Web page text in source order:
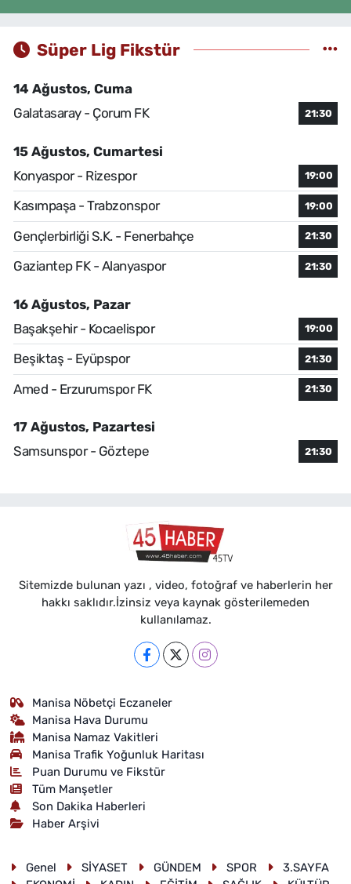
Süper Lig Fikstür
14 Ağustos, Cuma
Galatasaray - Çorum FK
21:30
15 Ağustos, Cumartesi
Konyaspor - Rizespor
19:00
Kasımpaşa - Trabzonspor 19:00
Gençlerbirliği S.K. - Fenerbahçe 21:30
Gaziantep FK - Alanyaspor 21:30
16 Ağustos, Pazar
Başakşehir - Kocaelispor
19:00
Beşiktaş - Eyüpspor 21:30
Amed - Erzurumspor FK 21:30
17 Ağustos, Pazartesi
Samsunspor - Göztepe
21:30
Sitemizde bulunan yazı , video, fotoğraf ve haberlerin her
hakkı saklıdır.İzinsiz veya kaynak gösterilemeden
kullanılamaz.
Manisa Nöbetçi Eczaneler
Manisa Hava Durumu
Manisa Namaz Vakitleri
Manisa Trafik Yoğunluk Haritası
Puan Durumu ve Fikstür
Tüm Manşetler
Son Dakika Haberleri
Haber Arşivi
Genel SİYASET GÜNDEM SPOR
3.SAYFA